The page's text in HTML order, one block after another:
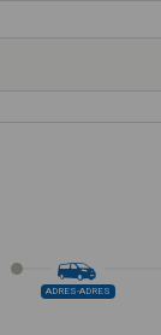
ADRES-ADRES